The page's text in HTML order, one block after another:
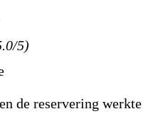
5)
de reservering werkte